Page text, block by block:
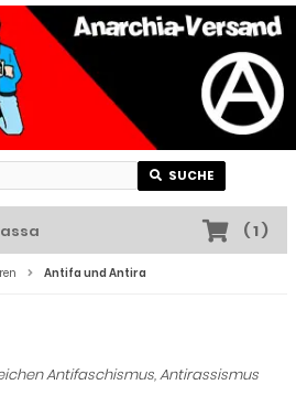
SUCHE
(1)
Antifa und Antira
Antifaschismus, Antirassismus